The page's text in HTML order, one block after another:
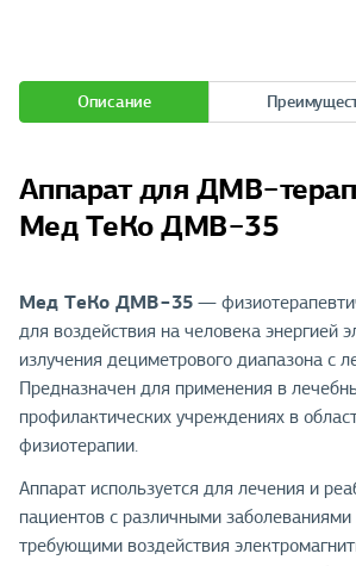
Описание
Аппарат для
Мед ТеКо ДМВ−35
Мед ТеКо ДМВ−35 —
для воздействия на человека энергией
излучения дециметрового диапазона с
Предназначен для применения в
профилактических учреждениях в
физиотерапии.
Аппарат используется для лечения и
пациентов с различными заболеваниями
требующими воздействия